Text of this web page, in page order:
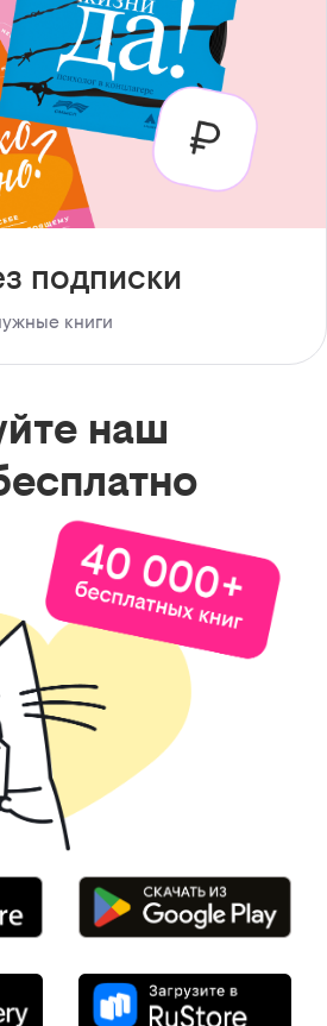
подписки
книги
наш